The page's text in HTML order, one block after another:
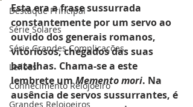
Destaque Principal
Série Solares
Série Grandes Complicações
Leilões
Conhecimento Relojoeiro
Grandes Relojoeiros
Esta era a frase sussurrada
constantemente por um servo ao
ouvido dos generais romanos,
vitoriosos, chegados das suas
batalhas. Chama-se a este
lembrete um Memento mori. Na
ausência de servos sussurrantes, é